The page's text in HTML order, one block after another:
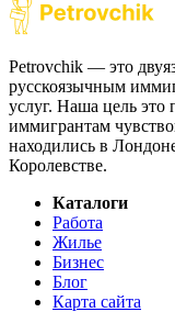
Petrovchik — это
русскоязычным
услуг. Наша цель это
иммигрантам
находились в
Королевстве.
Каталоги
Работа
Жилье
Бизнес
Блог
Карта сайта